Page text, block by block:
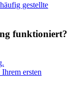
gestellte
funktioniert?
ersten